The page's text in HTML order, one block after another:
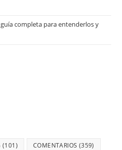
completa para entenderlos y
(101) COMENTARIOS (359)